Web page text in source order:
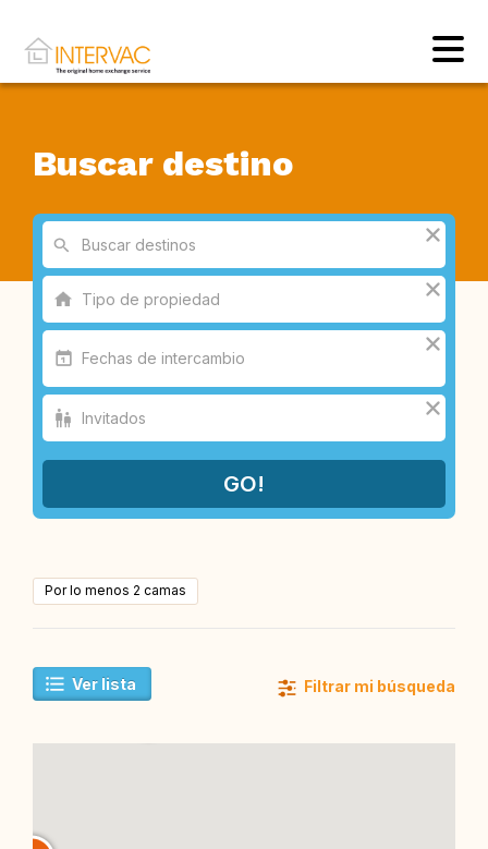
Buscar destino
Por lo menos 2 camas
Ver lista Filtrar mi búsqueda